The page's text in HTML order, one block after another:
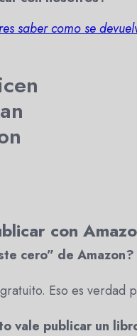
saber como se
con
cero” de Amazon?
Eso es verdad
vale publicar un